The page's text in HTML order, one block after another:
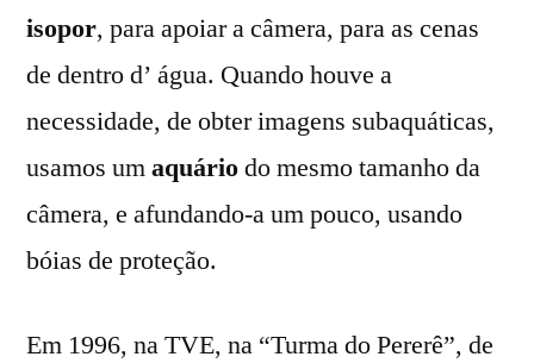
isopor, para apoiar a câmera, para as cenas
de dentro d’ água. Quando houve a
necessidade, de obter imagens subaquáticas,
usamos umaquáriodo mesmo tamanho da
câmera, e afundando-a um pouco, usando
bóias de proteção.
Em 1996, na TVE, na “Turma do Pererê”, de